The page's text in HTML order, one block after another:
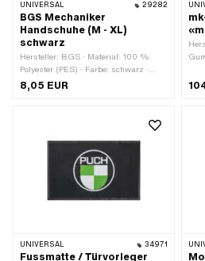
UNIVERSAL 29282
BGS Mechaniker
Handschuhe (M - XL)
schwarz
Hersteller: BGS · Material: 100 %
Polyester (PES) · Farbe: schwarz ·
Grösse: L · Grösse: M · Grösse: XL ·
8,05 EUR
UNIVERSAL 34971
Fussmatte / Türvorleger